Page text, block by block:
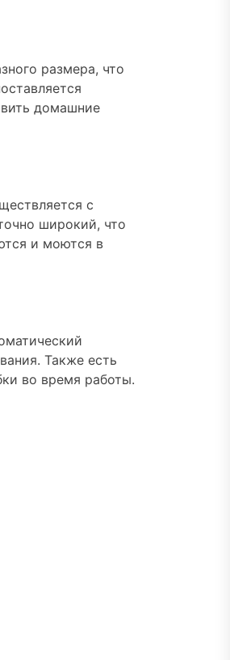
размера, что
домашние
с
широкий, что
и моются в
Также есть
во время работы.